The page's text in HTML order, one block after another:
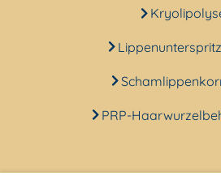
PRP-